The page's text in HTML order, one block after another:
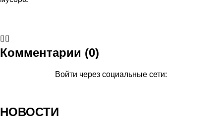
Комментарии (0)
Войти через социальные сети:
НОВОСТИ